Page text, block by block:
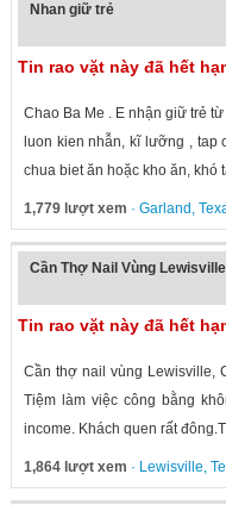
Nhan giữ trẻ
Tin rao vặt này đã hết
Chao Ba Me . E nhận giữ trẻ
luon kien nhẫn, kĩ lưỡng , tap
chua biet ăn hoặc kho ăn, khó
1,779 lượt xem · Garland ,
Cần Thợ Nail Vùng
Tin rao vặt này đã hết
Cần thợ nail vùng Lewisville,
Tiệm làm việc công bằng
income. Khách quen rất
1,864 lượt xem · Lewisville,